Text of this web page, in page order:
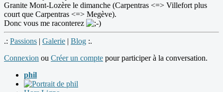
Granite Mont-Lozère le dimanche (Carpentras <=> Villefort plus
court que Carpentras <=> Megève).
Donc vous me raconterez
.: Passions | Galerie | Blog :.
Connexion ou Créer un compte pour participer à la conversation.
phil